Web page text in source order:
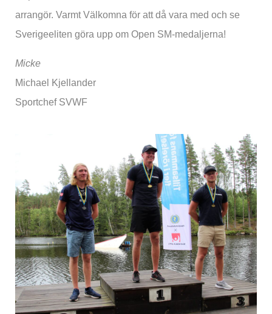
arrangör. Varmt Välkomna för att då vara med och se
Sverigeeliten göra upp om Open SM-medaljerna!
Micke
Michael Kjellander
Sportchef SVWF